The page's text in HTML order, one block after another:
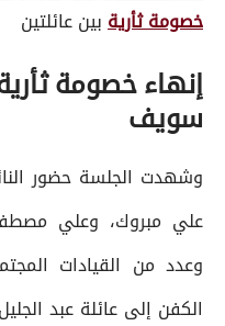
خصومة ثأريةبين عائلتين
إنهاء خصومة
سويف
وشهدت الجلسة حضور
علي مبروك، وعلي
وعدد من القيادات
الكفن إلى عائلة عبد